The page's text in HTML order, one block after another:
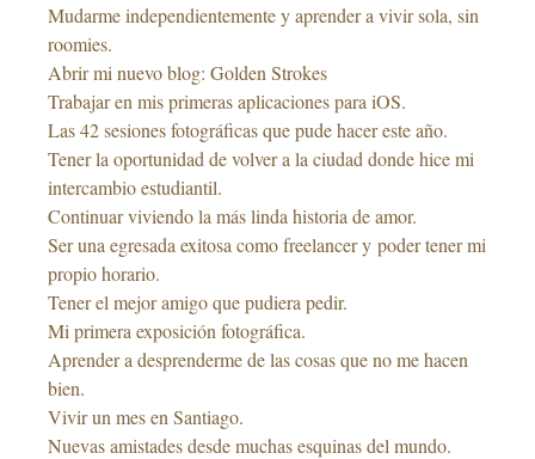
Mudarme independientemente y aprender a vivir sola, sin
roomies.
Abrir mi nuevo blog: Golden Strokes
Trabajar en mis primeras aplicaciones para iOS.
Las 42 sesiones fotográficas que pude hacer este año.
Tener la oportunidad de volver a la ciudad donde hice mi
intercambio estudiantil.
Continuar viviendo la más linda historia de amor.
Ser una egresada exitosa como freelancer y poder tener mi
propio horario.
Tener el mejor amigo que pudiera pedir.
Mi primera exposición fotográfica.
Aprender a desprenderme de las cosas que no me hacen
bien.
Vivir un mes en Santiago.
Nuevas amistades desde muchas esquinas del mundo.